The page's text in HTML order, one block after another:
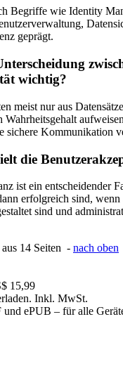
Begriffe wie Identity
geprägt.
wichtig?
meist nur aus
Wahrheitsgehalt
sichere Kommunikation
die
ist ein entscheidender
erfolgreich sind, wenn
sind und
14 Seiten - nach oben
15,99
Inkl. MwSt.
und ePUB – für alle